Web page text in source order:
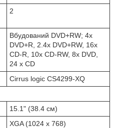
2
Вбудований DVD+RW; 4x
DVD+R, 2.4x DVD+RW, 16x
CD-R, 10x CD-RW, 8x DVD,
24 x CD
Cirrus logic CS4299-XQ
15.1" (38.4 см)
XGA (1024 x 768)